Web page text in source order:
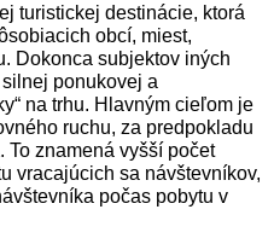
turistickej destinácie, ktorá
obcí, miest,
Dokonca subjektov iných
ponukovej a
na trhu. Hlavným cieľom je
ruchu, za predpokladu
To znamená vyšší počet
vracajúcich sa návštevníkov,
počas pobytu v